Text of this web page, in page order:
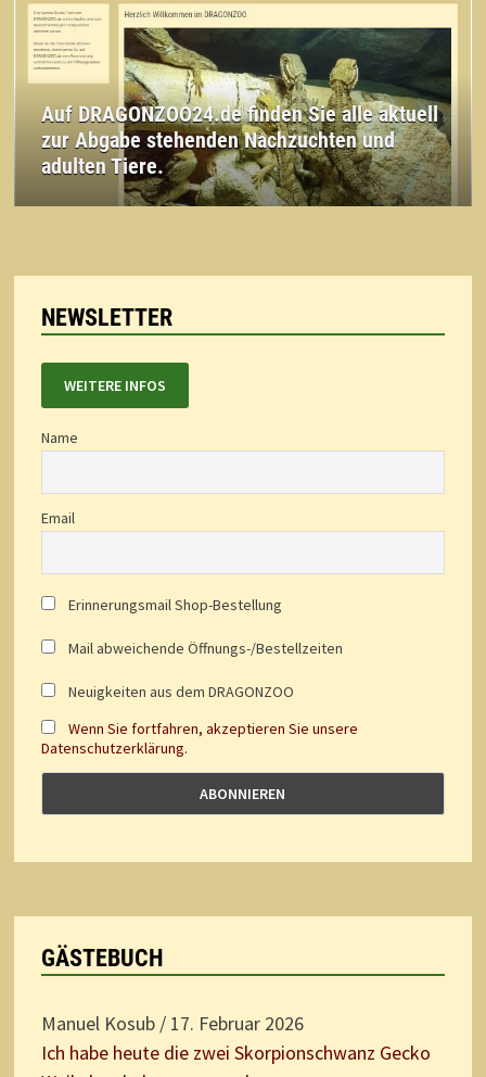
Auf DRAGONZOO24.de finden Sie alle aktuell
zur Abgabe stehenden Nachzuchten und
adulten Tiere.
NEWSLETTER
WEITERE INFOS
Name
Email
Erinnerungsmail Shop-Bestellung
Mail abweichende Öffnungs-/Bestellzeiten
Neuigkeiten aus dem DRAGONZOO
Wenn Sie fortfahren, akzeptieren Sie unsere
Datenschutzerklärung.
GÄSTEBUCH
Manuel Kosub/ 17. Februar 2026
Ich habe heute die zwei Skorpionschwanz Gecko